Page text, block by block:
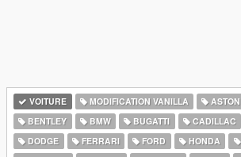
VOITURE MODIFICATION VANILLA
BENTLEY
BMW BUGATTI CADILLAC
DODGE
FERRARI FORD HONDA